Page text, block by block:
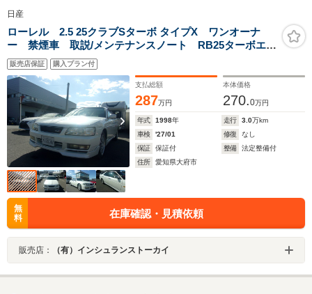
日産
ローレル 2.5 25クラブSターボ タイプX ワンオーナ
ー 禁煙車 取説/メンテナンスノート RB25ターボエン
ジン マルチレス車 純正オプションBBSホイール 純
正エアロスポイラー キーレス スペアキー 車検R9年1
月 走行30000キロ
販売店保証 購入プラン付
支払総額
287万円
本体価格
270.0万円
年式 1998年 走行 3.0万km
車検
'27/01 修復
なし
保証
保証付 整備
法定整備付
住所
愛知県大府市
無
料
在庫確認・見積依頼
販売店： （有）インシュランストーカイ